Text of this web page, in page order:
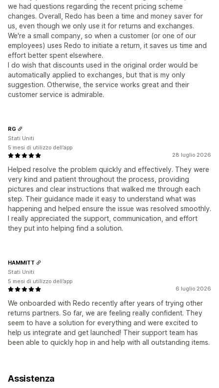
we had questions regarding the recent pricing scheme
changes. Overall, Redo has been a time and money saver for
us, even though we only use it for returns and exchanges.
We're a small company, so when a customer (or one of our
employees) uses Redo to initiate a return, it saves us time and
effort better spent elsewhere.
I do wish that discounts used in the original order would be
automatically applied to exchanges, but that is my only
suggestion. Otherwise, the service works great and their
customer service is admirable.
28 luglio 2026
Helped resolve the problem quickly and effectively. They were
very kind and patient throughout the process, providing
pictures and clear instructions that walked me through each
step. Their guidance made it easy to understand what was
happening and helped ensure the issue was resolved smoothly.
I really appreciated the support, communication, and effort
they put into helping find a solution.
RG
Stati Uniti
5 mesi di utilizzo dell’app
6 luglio 2026
We onboarded with Redo recently after years of trying other
returns partners. So far, we are feeling really confident. They
seem to have a solution for everything and were excited to
help us integrate and get launched! Their support team has
been able to quickly hop in and help with all outstanding items.
HAMMITT
Stati Uniti
5 mesi di utilizzo dell’app
Assistenza